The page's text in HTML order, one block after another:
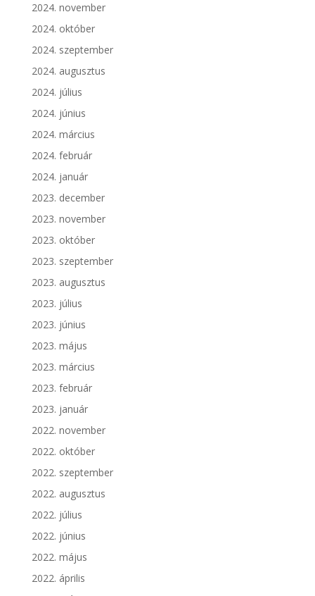
2024. november
2024. október
2024. szeptember
2024. augusztus
2024. július
2024. június
2024. március
2024. február
2024. január
2023. december
2023. november
2023. október
2023. szeptember
2023. augusztus
2023. július
2023. június
2023. május
2023. március
2023. február
2023. január
2022. november
2022. október
2022. szeptember
2022. augusztus
2022. július
2022. június
2022. május
2022. április